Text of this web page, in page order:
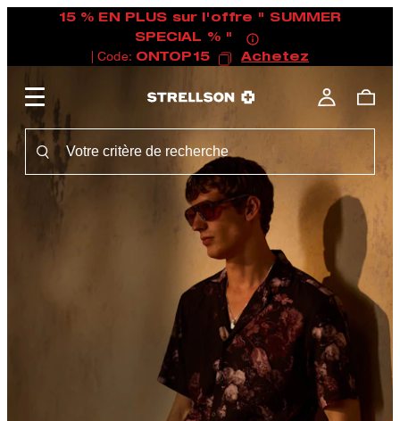
15 % EN PLUS sur l'offre " SUMMER
SPECIAL % "
| Code: ONTOP15 Achetez